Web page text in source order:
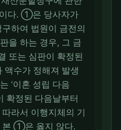
다. ①은 당사자가
하여 법원이 금전의
을 하는 경우, 그 금
또는 심판이 확정된
액수가 정해져 발생
‘이혼 성립 다음
확정된 다음날부터
라서 이행지체의 기
본 ①은 옳지 않다.